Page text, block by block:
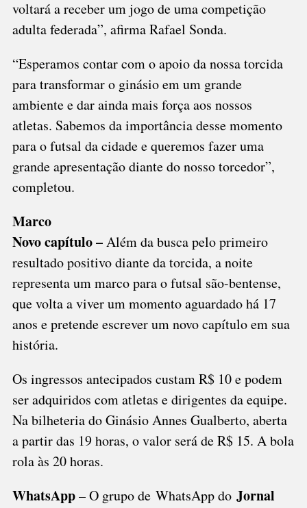
voltará a receber um jogo de uma competição
adulta federada”, afirma Rafael Sonda.
“Esperamos contar com o apoio da nossa torcida
para transformar o ginásio em um grande
ambiente e dar ainda mais força aos nossos
atletas. Sabemos da importância desse momento
para o futsal da cidade e queremos fazer uma
grande apresentação diante do nosso torcedor”,
completou.
Marco
Novo capítulo –Além da busca pelo primeiro
resultado positivo diante da torcida, a noite
representa um marco para o futsal são-bentense,
que volta a viver um momento aguardado há 17
anos e pretende escrever um novo capítulo em sua
história.
Os ingressos antecipados custam R$ 10 e podem
ser adquiridos com atletas e dirigentes da equipe.
Na bilheteria do Ginásio Annes Gualberto, aberta
a partir das 19 horas, o valor será de R$ 15. A bola
rola às 20 horas.
WhatsApp– O grupo de WhatsApp do Jornal